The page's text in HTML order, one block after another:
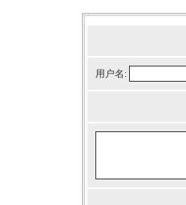
用户名: